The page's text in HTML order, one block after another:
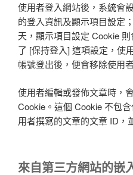
使用者登入網站後，系統會
的登入資訊及顯示項目設定
天，顯示項目設定 Cookie
了 [保持登入] 這項設定，使
帳號登出後，便會移除使用
使用者編輯或發佈文章時，
Cookie。這個 Cookie 不包
用者撰寫的文章的文章 ID，
來自第三方網站的嵌